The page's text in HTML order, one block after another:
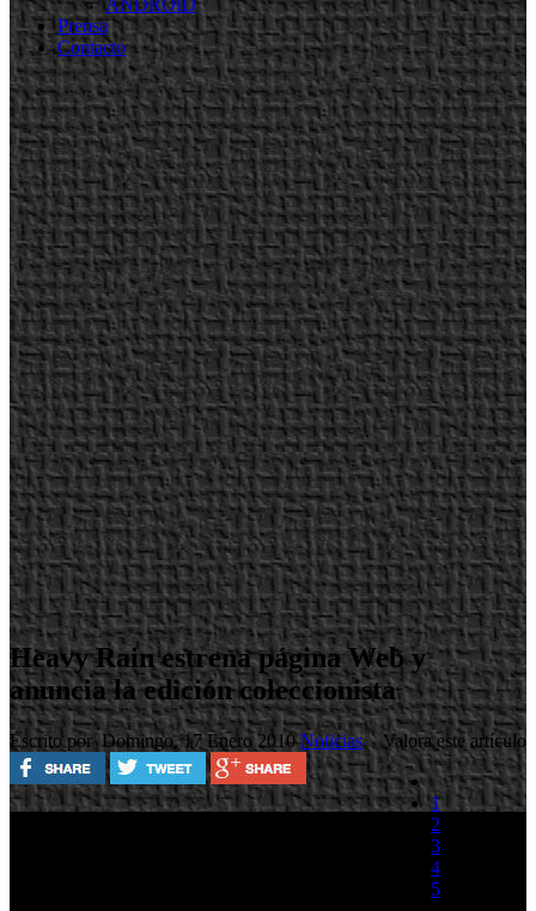
ANDROID
Prensa
Contacto
Heavy Rain estrena página Web y
anuncia la edición coleccionista
Escrito porDomingo, 17 Enero 2010Noticias Valora este artículo
1
2
3
4
5
Plataforma:PlayStation 3